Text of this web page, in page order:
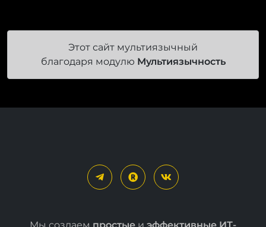
Этот сайт мультиязычный
благодаря модулюМультиязычность